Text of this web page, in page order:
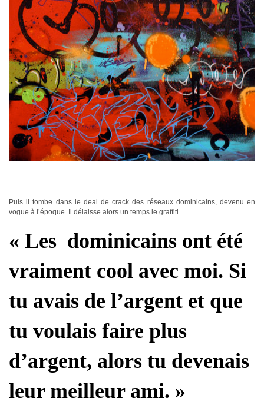
Puis il tombe dans le deal de crack des réseaux dominicains, devenu en
vogue à l’époque. Il délaisse alors un temps le graffiti.
« Les dominicains ont été
vraiment cool avec moi. Si
tu avais de l’argent et que
tu voulais faire plus
d’argent, alors tu devenais
leur meilleur ami. »